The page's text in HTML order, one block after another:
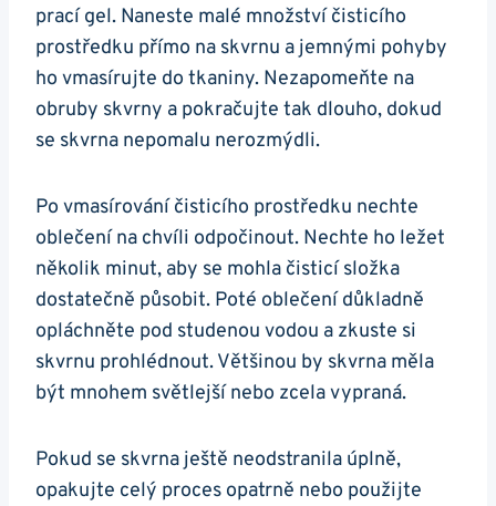
prací gel. Naneste malé množství čisticího
prostředku přímo na skvrnu a jemnými pohyby
ho vmasírujte do tkaniny. Nezapomeňte na
obruby skvrny a pokračujte tak dlouho, dokud
se skvrna nepomalu nerozmýdli.
Po vmasírování čisticího prostředku nechte
oblečení na chvíli odpočinout. Nechte ho ležet
několik minut, aby se mohla čisticí složka
dostatečně působit. Poté oblečení důkladně
opláchněte pod studenou vodou a zkuste si
skvrnu prohlédnout. Většinou by skvrna měla
být mnohem světlejší nebo zcela vypraná.
Pokud se skvrna ještě neodstranila úplně,
opakujte celý proces opatrně nebo použijte